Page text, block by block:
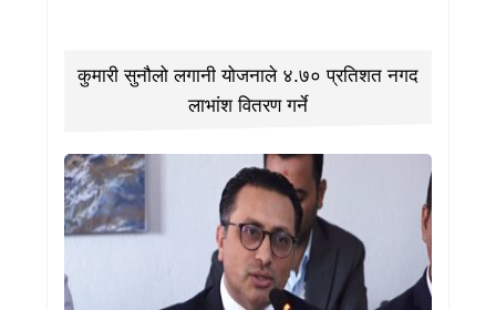
कुमारी सुनौलो लगानी योजनाले ४.७० प्रतिशत नगद
लाभांश वितरण गर्ने